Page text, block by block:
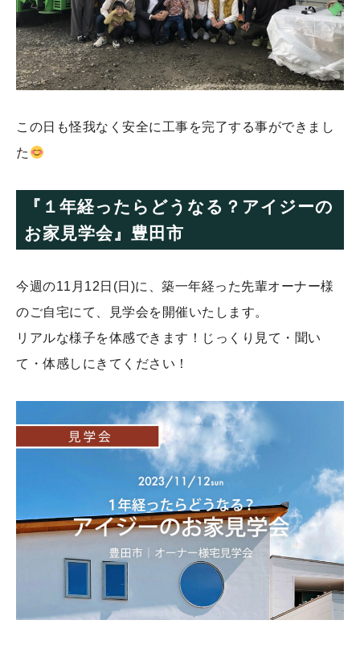
この日も怪我なく安全に工事を完了する事ができまし
た
『１年経ったらどうなる？アイジーの
お家見学会』豊田市
今週の11月12日(日)に、築一年経った先輩オーナー様
のご自宅にて、見学会を開催いたします。
リアルな様子を体感できます！じっくり見て・聞い
て・体感しにきてください！